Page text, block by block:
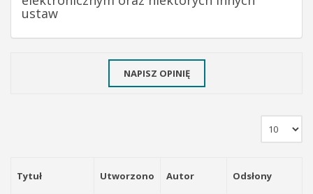
ustaw
NAPISZ OPINIĘ
Tytuł Utworzono Autor Odsłony